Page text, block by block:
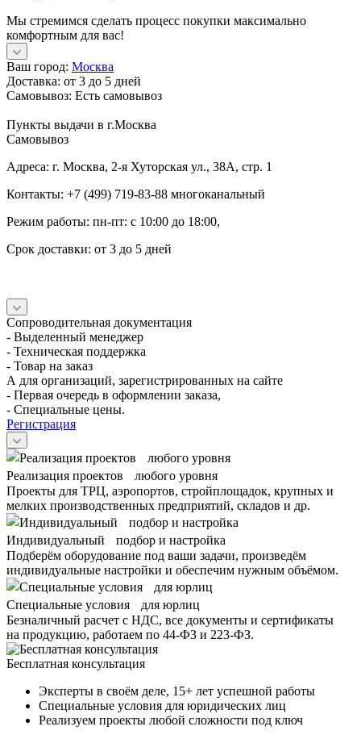
Мы стремимся сделать процесс покупки максимально
комфортным для вас!
Ваш город: Москва
Доставка: от 3 до 5 дней
Самовывоз: Есть самовывоз
Пункты выдачи в г.Москва
Самовывоз
Адреса: г. Москва, 2-я Хуторская ул., 38А, стр. 1
Контакты: +7 (499) 719-83-88 многоканальный
Режим работы: пн-пт: с 10:00 до 18:00,
Срок доставки: от 3 до 5 дней
Сопроводительная документация
- Выделенный менеджер
- Техническая поддержка
- Товар на заказ
А для организаций, зарегистрированных на сайте
- Первая очередь в оформлении заказа,
- Специальные цены.
Регистрация
Реализация проектов любого уровня
Проекты для ТРЦ, аэропортов, стройплощадок, крупных и
мелких производственных предприятий, складов и др.
Индивидуальный подбор и настройка
Подберём оборудование под ваши задачи, произведём
индивидуальные настройки и обеспечим нужным объёмом.
Специальные условия для юрлиц
Безналичный расчет с НДС, все документы и сертификаты
на продукцию, работаем по 44-ФЗ и 223-ФЗ.
Бесплатная консультация
Эксперты в своём деле, 15+ лет успешной работы
Специальные условия для юридических лиц
Реализуем проекты любой сложности под ключ